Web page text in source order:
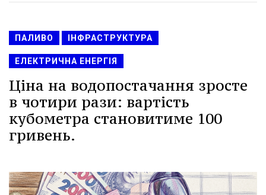
ПАЛИВО ІНФРАСТРУКТУРА
ЕЛЕКТРИЧНА ЕНЕРГІЯ
Ціна на водопостачання зросте
в чотири рази: вартість
кубометра становитиме 100
гривень.